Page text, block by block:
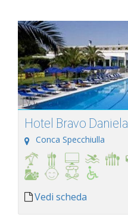
Hotel Bravo Daniela
Conca Specchiulla
Vedi scheda